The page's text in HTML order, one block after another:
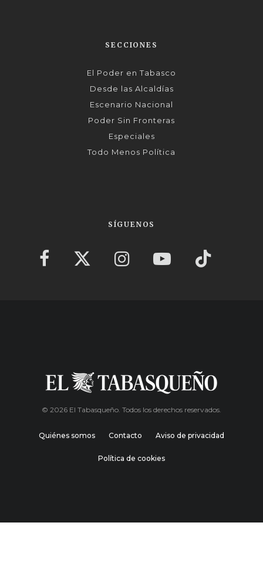
SECCIONES
El Poder en Tabasco
Desde las Alcaldías
Escenario Nacional
Poder Sin Fronteras
Especiales
Todo Menos Política
SÍGUENOS
© 2026 El Tabasqueño. Todos los derechos reservados.
Quiénes somos Contacto Aviso de privacidad
Política de cookies